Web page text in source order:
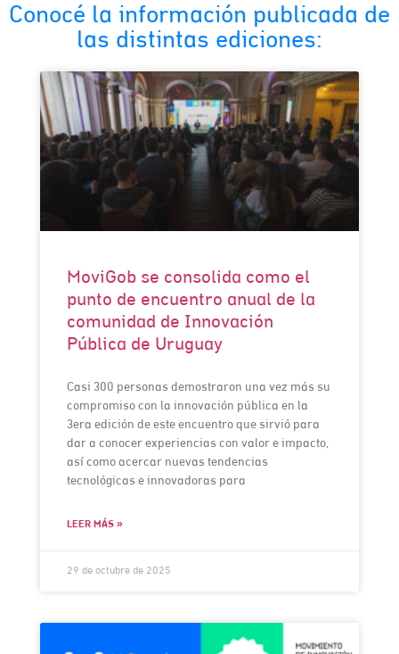
Conocé la información publicada de
las distintas ediciones:
MoviGob se consolida como el
punto de encuentro anual de la
comunidad de Innovación
Pública de Uruguay
Casi 300 personas demostraron una vez más su
compromiso con la innovación pública en la
3era edición de este encuentro que sirvió para
dar a conocer experiencias con valor e impacto,
así como acercar nuevas tendencias
tecnológicas e innovadoras para
LEER MÁS »
29 de octubre de 2025